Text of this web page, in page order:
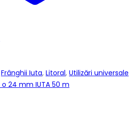
Frânghii Iuta, Litoral, Utilizări universale
o 24 mm IUTA 50 m